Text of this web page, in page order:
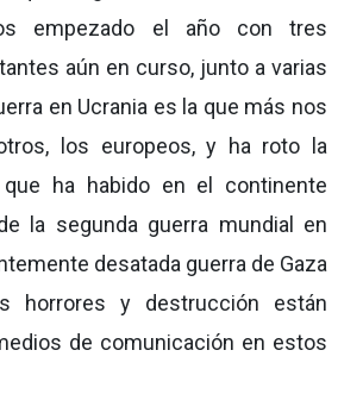
empezado el año con tres
aún en curso, junto a varias
en Ucrania es la que más nos
los europeos, y ha roto la
ha habido en el continente
la segunda guerra mundial en
desatada guerra de Gaza
horrores y destrucción están
de comunicación en estos